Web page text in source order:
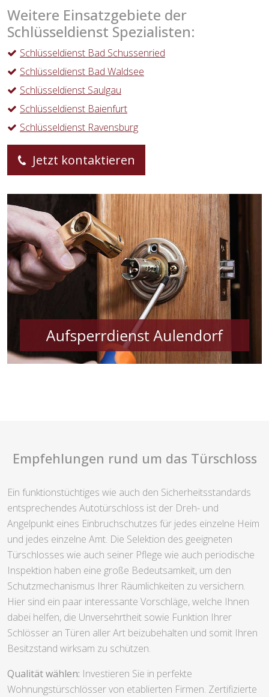
Weitere Einsatzgebiete der
Schlüsseldienst Spezialisten:
Schlüsseldienst Bad Schussenried
Schlüsseldienst Bad Waldsee
Schlüsseldienst Saulgau
Schlüsseldienst Baienfurt
Schlüsseldienst Ravensburg
Jetzt kontaktieren
Empfehlungen rund um das Türschloss
Ein funktionstüchtiges wie auch den Sicherheitsstandards
entsprechendes Autotürschloss ist der Dreh- und
Angelpunkt eines Einbruchschutzes für jedes einzelne Heim
und jedes einzelne Amt. Die Selektion des geeigneten
Türschlosses wie auch seiner Pflege wie auch periodische
Inspektion haben eine große Bedeutsamkeit, um den
Schutzmechanismus Ihrer Räumlichkeiten zu versichern.
Hier sind ein paar interessante Vorschläge, welche Ihnen
dabei helfen, die Unversehrtheit sowie Funktion Ihrer
Schlösser an Türen aller Art beizubehalten und somit Ihren
Besitzstand wirksam zu schützen.
Qualität wählen: Investieren Sie in perfekte
Wohnungstürschlösser von etablierten Firmen. Zertifizierte